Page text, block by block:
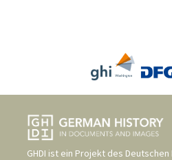
GHDI ist ein Projekt des